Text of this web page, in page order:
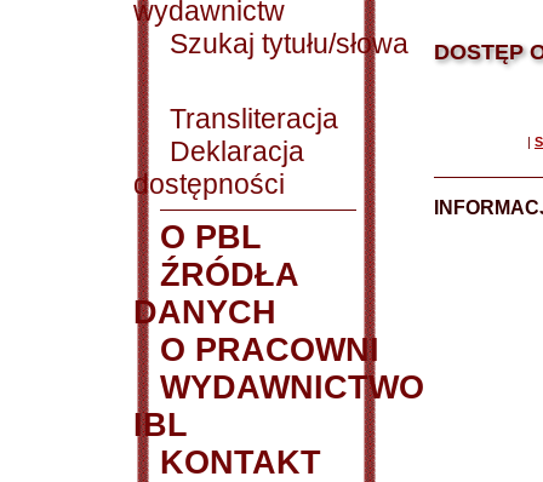
wydawnictw
Szukaj tytułu/słowa
Transliteracja
Deklaracja
dostępności
O PBL
ŹRÓDŁA
DANYCH
O PRACOWNI
WYDAWNICTWO
IBL
KONTAKT
DOSTĘP
|